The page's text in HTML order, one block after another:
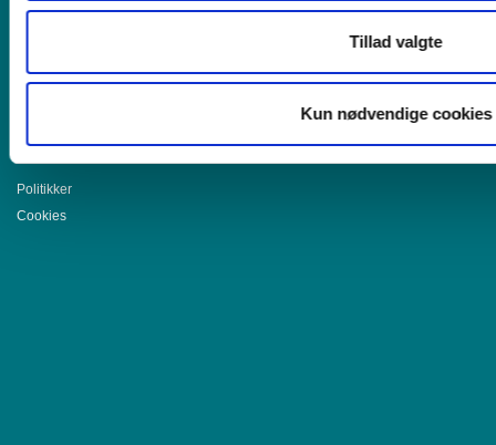
Tillad valgte
Kun nødvendige cookies
Bornholms Brandforsikring A/S
Telefon56 93 00 00
info@bornbrand.dk
Politikker
Cookies